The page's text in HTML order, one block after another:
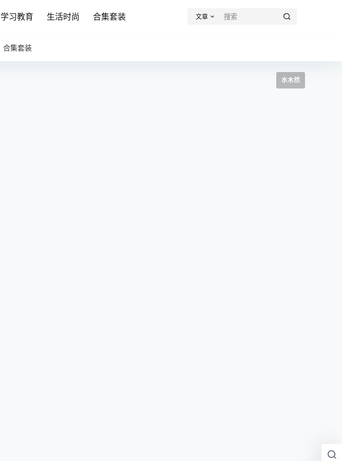
学习教育 生活时尚 合集套装 文章
合集套装
水木然